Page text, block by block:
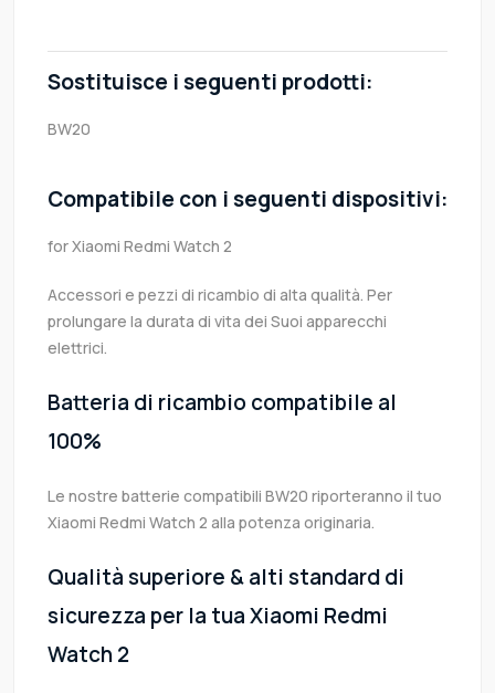
Sostituisce i seguenti prodotti:
BW20
Compatibile con i seguenti dispositivi:
for Xiaomi Redmi Watch 2
Accessori e pezzi di ricambio di alta qualità. Per
prolungare la durata di vita dei Suoi apparecchi
elettrici.
Batteria di ricambio compatibile al
100%
Le nostre batterie compatibili BW20 riporteranno il tuo
Xiaomi Redmi Watch 2 alla potenza originaria.
Qualità superiore & alti standard di
sicurezza per la tua Xiaomi Redmi
Watch 2